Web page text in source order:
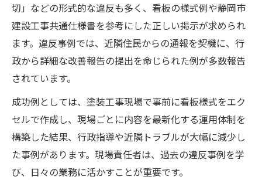
切」などの形式的な違反も多く、看板の様式例や静岡市
建設工事共通仕様書を参考にした正しい掲示が求められ
ます。違反事例では、近隣住民からの通報を契機に、行
政から詳細な改善報告の提出を命じられた例が多数報告
されています。
成功例としては、塗装工事現場で事前に看板様式をエク
セルで作成し、現場ごとに内容を最新化する運用体制を
構築した結果、行政指導や近隣トラブルが大幅に減少し
た事例があります。現場責任者は、過去の違反事例を学
び、日々の業務に活かすことが重要です。